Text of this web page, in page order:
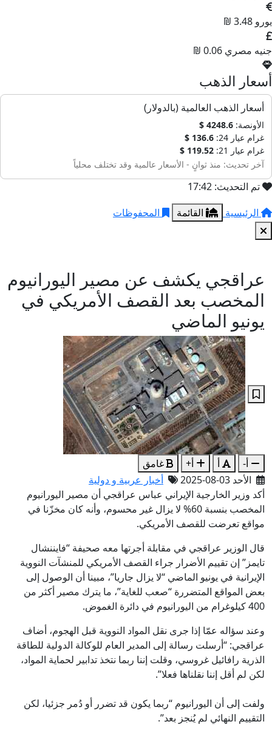
يورو 3.48 ₪
جنيه مصري 0.06 ₪
أسعار الذهب
أسعار الذهب العالمية (بالدولار)
الأونصة: 4248.6 $
غرام عيار 24:
136.6 $
غرام عيار 21:
119.52 $
آخر تحديث: منذ ثوانٍ - الأسعار عالمية وقد تختلف محلياً
تم التحديث: 17:42
الرئيسية
القائمة المحفوظات
عراقجي يكشف عن مصير اليورانيوم
المخصب بعد القصف الأمريكي في
يونيو الماضي
أ- أ أ+
غامق
الأحد 03-08-2025
أخبار عربية و دولية
أكد وزير الخارجية الإيراني عباس عراقجي أن مصير اليورانيوم
المخصب بنسبة 60% لا يزال غير محسوم، وأنه كان مخزّنا في
مواقع تعرضت للقصف الأمريكي.
قال الوزير عراقجي في مقابلة أجرتها معه صحيفة “فايننشال
تايمز” إن تقييم الأضرار جراء القصف الأمريكي للمنشآت النووية
الإيرانية في يونيو الماضي “لا يزال جاريا”، مبينا أن الوصول إلى
بعض المواقع المتضررة “صعب للغاية”، ما يترك مصير أكثر من
400 كيلوغرام من اليورانيوم في دائرة الغموض.
وعند سؤاله عمّا إذا جرى نقل المواد النووية قبل الهجوم، أضاف
عراقجي: “أرسلت رسالة إلى المدير العام للوكالة الدولية للطاقة
الذرية رافائيل غروسي، وقلت إننا ربما نتخذ تدابير لحماية المواد،
لكن لم أقل إننا نقلناها فعلا”.
ولفت إلى أن اليورانيوم “ربما يكون قد تضرر أو دُمر جزئيا، لكن
التقييم النهائي لم يُنجز بعد”.